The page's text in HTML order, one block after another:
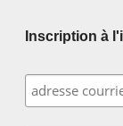
Inscription à